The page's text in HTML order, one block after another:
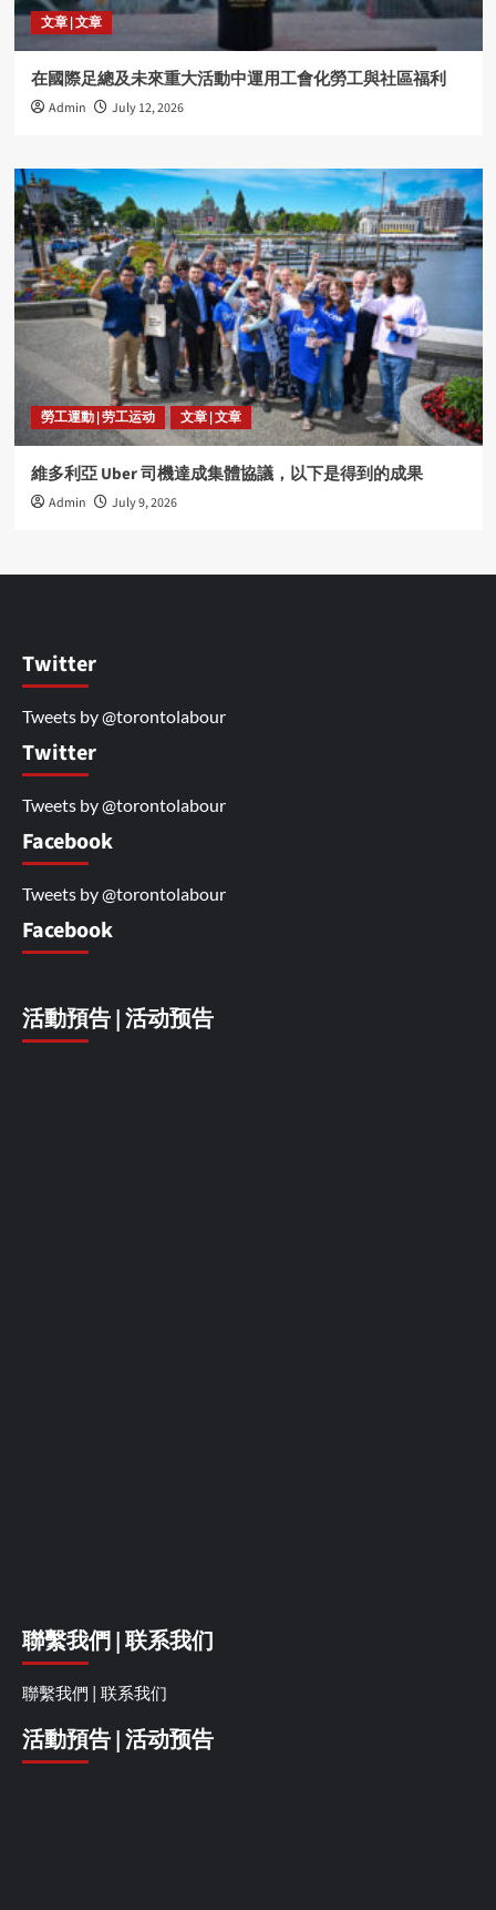
文章 | 文章
在國際足總及未來重大活動中運用工會化勞工與社區福利
Admin July 12, 2026
勞工運動 | 劳工运动 文章 | 文章
維多利亞 Uber 司機達成集體協議，以下是得到的成果
Admin July 9, 2026
Twitter
Tweets by @torontolabour
Twitter
Tweets by @torontolabour
Facebook
Tweets by @torontolabour
Facebook
活動預告 | 活动预告
聯繫我們 | 联系我们
聯繫我們 | 联系我们
活動預告 | 活动预告